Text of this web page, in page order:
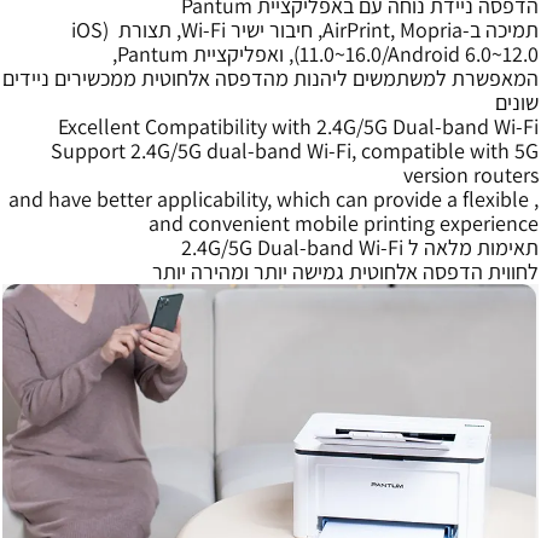
הדפסה ניידת נוחה עם באפליקציית Pantum
תמיכה ב-AirPrint, Mopria, חיבור ישיר Wi-Fi, תצורת (iOS
11.0~16.0/Android 6.0~12.0), ואפליקציית Pantum,
המאפשרת למשתמשים ליהנות מהדפסה אלחוטית ממכשירים ניידים
שונים
Excellent Compatibility with 2.4G/5G Dual-band Wi-Fi
Support 2.4G/5G dual-band Wi-Fi, compatible with 5G
version routers
, and have better applicability, which can provide a flexible
and convenient mobile printing experience
תאימות מלאה ל 2.4G/5G Dual-band Wi-Fi
לחווית הדפסה אלחוטית גמישה יותר ומהירה יותר